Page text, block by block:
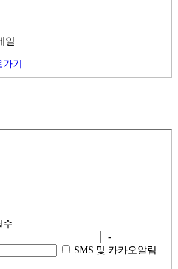
일
기
-
SMS 및 카카오알림